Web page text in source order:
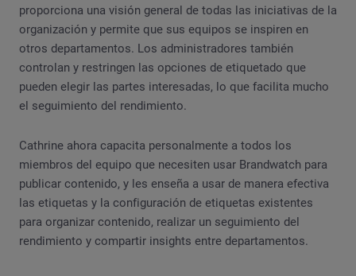
proporciona una visión general de todas las iniciativas de la
organización y permite que sus equipos se inspiren en
otros departamentos. Los administradores también
controlan y restringen las opciones de etiquetado que
pueden elegir las partes interesadas, lo que facilita mucho
el seguimiento del rendimiento.
Cathrine ahora capacita personalmente a todos los
miembros del equipo que necesiten usar Brandwatch para
publicar contenido, y les enseña a usar de manera efectiva
las etiquetas y la configuración de etiquetas existentes
para organizar contenido, realizar un seguimiento del
rendimiento y compartir insights entre departamentos.